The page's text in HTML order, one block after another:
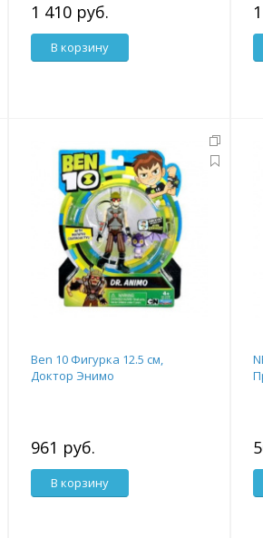
1 410 руб.
В корзину
Ben 10 Фигурка 12.5 см,
Доктор Энимо
961 руб.
В корзину